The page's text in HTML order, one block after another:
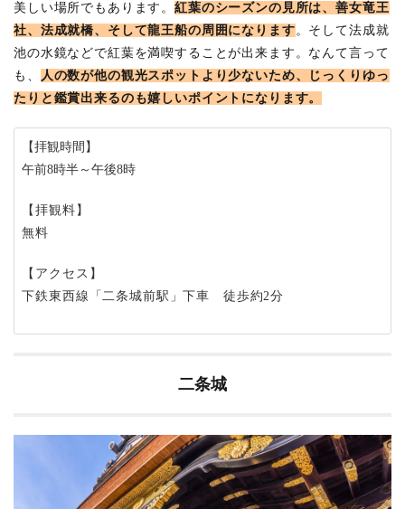
美しい場所でもあります。紅葉のシーズンの見所は、善女竜王
社、法成就橋、そして龍王船の周囲になります。そして法成就
池の水鏡などで紅葉を満喫することが出来ます。なんて言って
も、
人の数が他の観光スポットより少ないため、じっくりゆっ
たりと鑑賞出来るのも嬉しいポイントになります。
【拝観時間】
午前8時半～午後8時
【拝観料】
無料
【アクセス】
下鉄東西線「二条城前駅」下車 徒歩約2分
二条城